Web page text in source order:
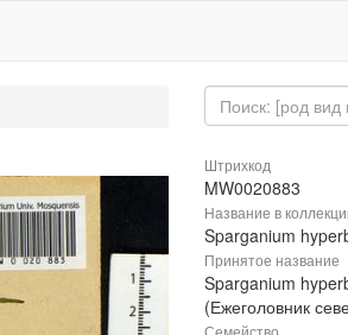
Штрихкод
MW0020883
Название в
Sparganium
Принятое название
Sparganium
(Ежеголовник
Семейство